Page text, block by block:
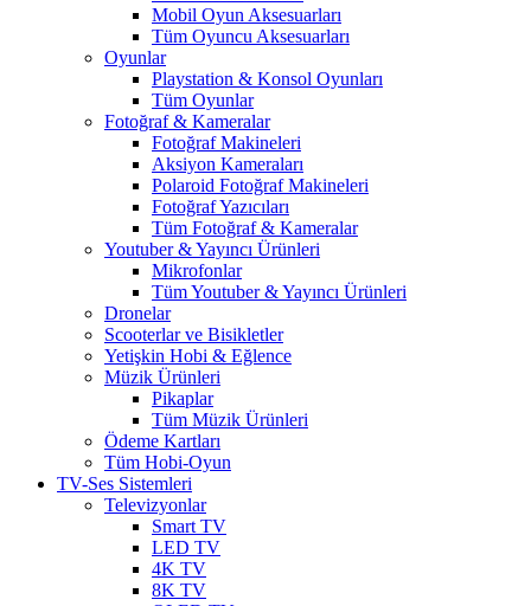
Mobil Oyun Aksesuarları
Tüm Oyuncu Aksesuarları
Oyunlar
Playstation & Konsol Oyunları
Tüm Oyunlar
Fotoğraf & Kameralar
Fotoğraf Makineleri
Aksiyon Kameraları
Polaroid Fotoğraf Makineleri
Fotoğraf Yazıcıları
Tüm Fotoğraf & Kameralar
Youtuber & Yayıncı Ürünleri
Mikrofonlar
Tüm Youtuber & Yayıncı Ürünleri
Dronelar
Scooterlar ve Bisikletler
Yetişkin Hobi & Eğlence
Müzik Ürünleri
Pikaplar
Tüm Müzik Ürünleri
Ödeme Kartları
Tüm Hobi-Oyun
TV-Ses Sistemleri
Televizyonlar
Smart TV
LED TV
4K TV
8K TV